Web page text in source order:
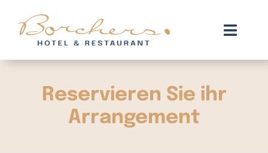
Inhalt
springen
Arrangements
Reservieren Sie ihr
Arrangement